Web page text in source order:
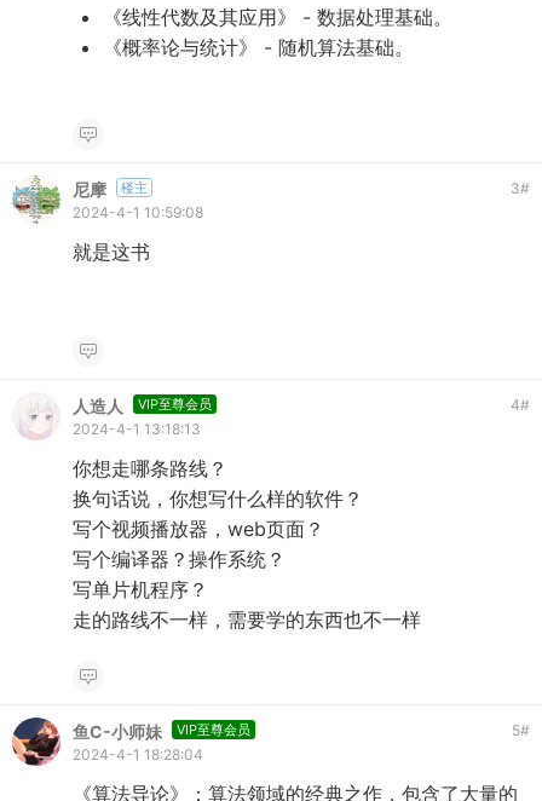
《线性代数及其应用》 - 数据处理基础。
《概率论与统计》 - 随机算法基础。
尼摩 楼主 3#
2024-4-1 10:59:08
就是这书
人造人 VIP至尊会员 4#
2024-4-1 13:18:13
你想走哪条路线？
换句话说，你想写什么样的软件？
写个视频播放器，web页面？
写个编译器？操作系统？
写单片机程序？
走的路线不一样，需要学的东西也不一样
鱼C-小师妹 VIP至尊会员 5#
2024-4-1 18:28:04
《算法导论》：算法领域的经典之作，包含了大量的